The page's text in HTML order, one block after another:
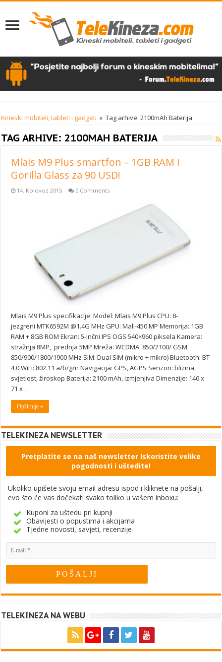
Kineski mobiteli, tableti i gadgeti » Tag arhive: 2100mAh Baterija
TAG ARHIVE: 2100MAH BATERIJA
Mlais M9 Plus smartfon – 1GB RAM i
Gorilla Glass za 90 USD!
14. Kolovoz 2015 0 Comments
Mlais M9 Plus specifikacije: Model: Mlais M9 Plus CPU: 8-
jezgreni MTK6592M @1.4G MHz GPU: Mali-450 MP Memorija: 1GB
RAM + 8GB ROM Ekran: 5-inčni IPS OGS 540×960 piksela Kamera:
stražnja 8MP, prednja 5MP Mreža: WCDMA 850/2100/ GSM
850/900/1800/1900 MHz SIM: Dual SIM (mikro + mikro) Bluetooth: BT
4.0 WiFi: 802.11 a/b/g/n Navigacija: GPS, AGPS Senzori: blizina,
svjetlost, žiroskop Baterija: 2100 mAh, izmjenjiva Dimenzije: 146 x
71 x …
Opširnije »
TELEKINEZA NEWSLETTER
Pretplatite se na naš newsletter Iskoristite velike
pogodnosti i uštedite!
Ukoliko upišete svoju email adresu ispod i kliknete na pošalji,
evo što će vas dočekati svako toliko u vašem inboxu:
Kuponi za uštedu pri kupnji
Obavijesti o popustima i akcijama
Tjedne novosti, savjeti, recenzije
TELEKINEZA NA WEBU